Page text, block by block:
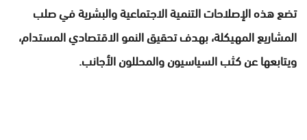
تضع هذه الإصلاحات التنمية الاجتماعية والبشرية في صلب
المشاريع المهيكلة، بهدف تحقيق النمو الاقتصادي المستدام،
ويتابعها عن كثب السياسيون والمحللون الأجانب.